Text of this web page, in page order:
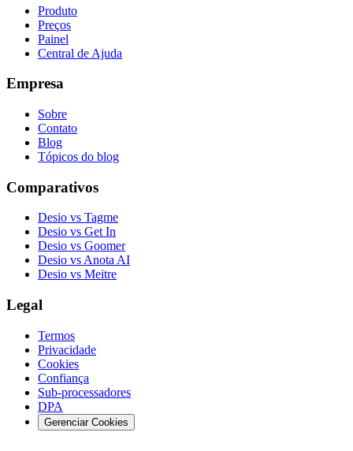
Produto
Preços
Painel
Central de Ajuda
Empresa
Sobre
Contato
Blog
Tópicos do blog
Comparativos
Desio vs Tagme
Desio vs Get In
Desio vs Goomer
Desio vs Anota AI
Desio vs Meitre
Legal
Termos
Privacidade
Cookies
Confiança
Sub-processadores
DPA
Gerenciar Cookies